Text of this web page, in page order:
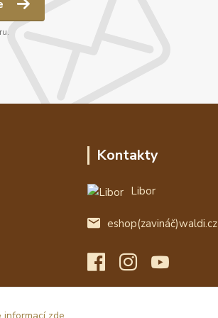
Kontakty
Libor
eshop(zavináč)waldi.cz